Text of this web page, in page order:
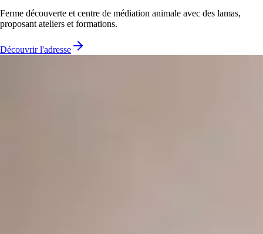
Ferme découverte et centre de médiation animale avec des lamas,
proposant ateliers et formations.
Découvrir l'adresse